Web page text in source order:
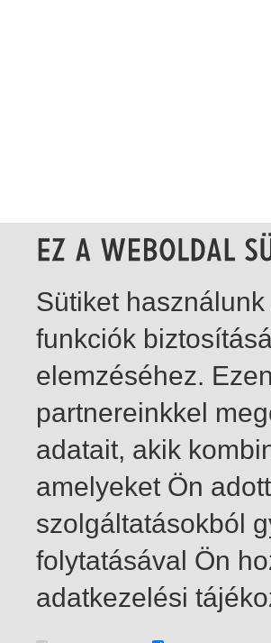
1-2 / total 2 hit
Sütiket
funkciók
elemzéséhez.
partnereinkkel
adatait, akik
amelyeket Ön
szolgáltatásokból
folytatásával Ön
adatkezelési